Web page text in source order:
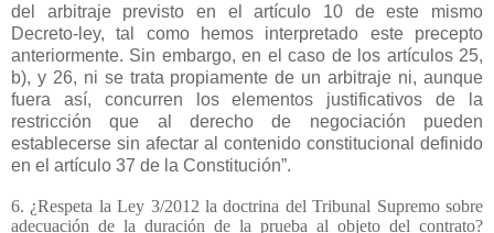
del arbitraje previsto en el artículo 10 de este mismo
Decreto-ley, tal como hemos interpretado este precepto
anteriormente. Sin embargo, en el caso de los artículos 25,
b), y 26, ni se trata propiamente de un arbitraje ni, aunque
fuera así, concurren los elementos justificativos de la
restricción que al derecho de negociación pueden
establecerse sin afectar al contenido constitucional definido
en el artículo 37 de la Constitución”.
6. ¿Respeta la Ley 3/2012 la doctrina del Tribunal Supremo sobre
adecuación de la duración de la prueba al objeto del contrato?